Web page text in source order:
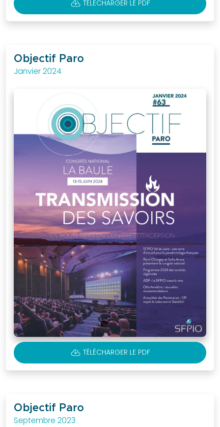
CLOUD_DOWNLOAD TÉLÉCHARGER LE PDF
Objectif Paro
Janvier 2024
CLOUD_DOWNLOAD TÉLÉCHARGER LE PDF
Objectif Paro
Septembre 2023